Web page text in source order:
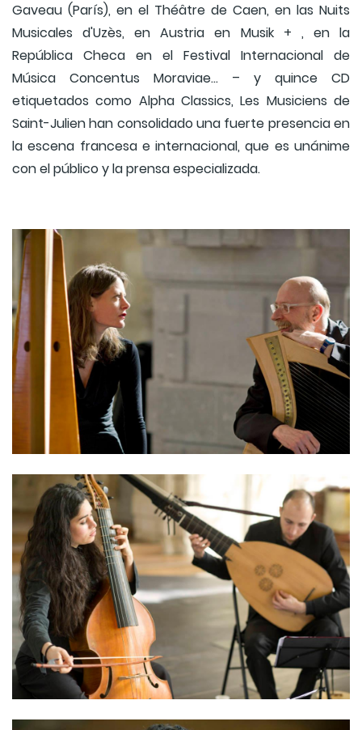
Gaveau (París), en el Théâtre de Caen, en las Nuits
Musicales d'Uzès, en Austria en Musik + , en la
República Checa en el Festival Internacional de
Música Concentus Moraviae… – y quince CD
etiquetados como Alpha Classics, Les Musiciens de
Saint-Julien han consolidado una fuerte presencia en
la escena francesa e internacional, que es unánime
con el público y la prensa especializada.